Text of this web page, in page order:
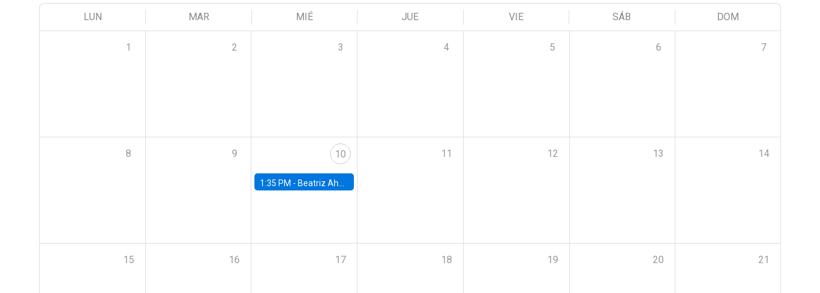
LUN MAR MIÉ JUE VIE SÁB DOM
1 2 3 4 5 6 7
8 9 10
1:35 PM - Beatriz Ahumada, PhD candidate, Universidad de Pittsburgh
11 12 13 14
15 16 17 18 19 20 21